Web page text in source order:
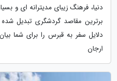
دنیا، فرهنگ زیبای مدیترانه ای و
برترین مقاصد گردشگری تبدیل شده
دلایل سفر به قبرس را برای شما
ارجان